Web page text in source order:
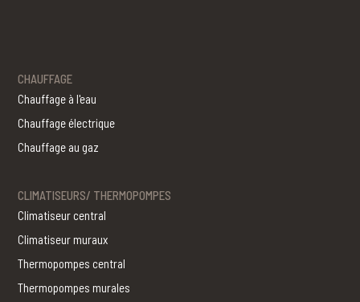
CHAUFFAGE
Chauffage à l'eau
Chauffage électrique
Chauffage au gaz
CLIMATISEURS/ THERMOPOMPES
Climatiseur central
Climatiseur muraux
Thermopompes central
Thermopompes murales